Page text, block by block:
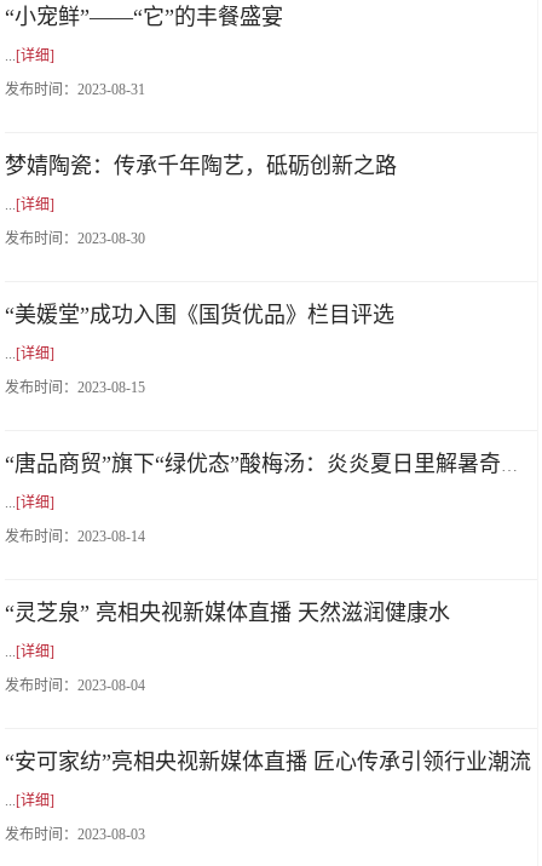
“小宠鲜”——“它”的丰餐盛宴
...[详细]
发布时间：2023-08-31
梦婧陶瓷：传承千年陶艺，砥砺创新之路
...[详细]
发布时间：2023-08-30
“美媛堂”成功入围《国货优品》栏目评选
...[详细]
发布时间：2023-08-15
...[详细]
发布时间：2023-08-14
“灵芝泉” 亮相央视新媒体直播 天然滋润健康水
...[详细]
发布时间：2023-08-04
“安可家纺”亮相央视新媒体直播 匠心传承引领行业潮流
...[详细]
发布时间：2023-08-03